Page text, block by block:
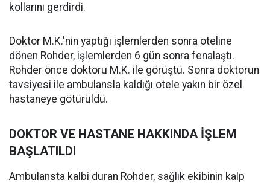
kollarını gerdirdi.
Doktor M.K.'nin yaptığı işlemlerden sonra oteline
dönen Rohder, işlemlerden 6 gün sonra fenalaştı.
Rohder önce doktoru M.K. ile görüştü. Sonra doktorun
tavsiyesi ile ambulansla kaldığı otele yakın bir özel
hastaneye götürüldü.
DOKTOR VE HASTANE HAKKINDA İŞLEM
BAŞLATILDI
Ambulansta kalbi duran Rohder, sağlık ekibinin kalp